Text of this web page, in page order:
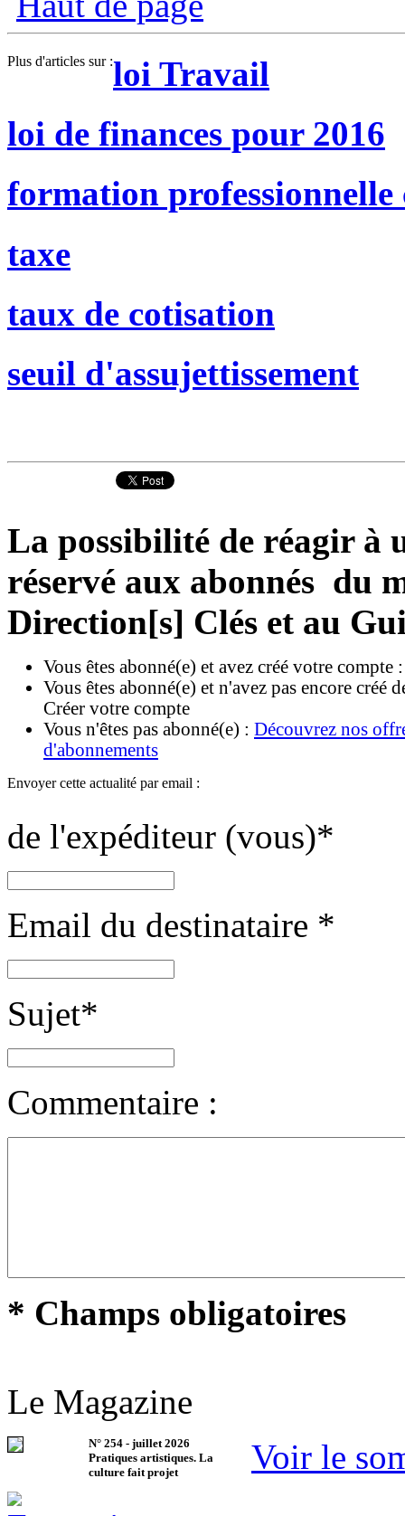
Plus d'articles sur :loi Travail
loi de finances pour 2016
formation professionnelle
taxe
taux de cotisation
seuil d'assujettissement
La possibilité de réagir à
réservé aux abonnés du
Direction[s] Clés et au
Vous êtes abonné(e) et avez créé votre compte
Vous êtes abonné(e) et n'avez pas encore créé
Créer votre compte
Vous n'êtes pas abonné(e) : Découvrez nos
d'abonnements
Envoyer cette actualité par email :
de l'expéditeur (vous)*
Email du destinataire *
Sujet*
Commentaire :
* Champs obligatoires
Le Magazine
N° 254 - juillet 2026
Pratiques artistiques. La
culture fait projet
Voir le